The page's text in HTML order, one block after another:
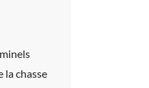
la chasse